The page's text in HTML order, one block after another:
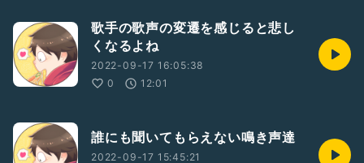
歌手の歌声の変遷を感じると悲し
くなるよね
2022-09-17 16:05:38
0
12:01
誰にも聞いてもらえない鳴き声達
2022-09-17 15:45:21